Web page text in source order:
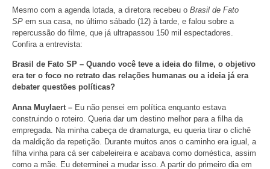
Mesmo com a agenda lotada, a diretora recebeu o Brasil de Fato
SP em sua casa, no último sábado (12) à tarde, e falou sobre a
repercussão do filme, que já ultrapassou 150 mil espectadores.
Confira a entrevista:
Brasil de Fato SP – Quando você teve a ideia do filme, o objetivo
era ter o foco no retrato das relações humanas ou a ideia já era
debater questões políticas?
Anna Muylaert – Eu não pensei em política enquanto estava
construindo o roteiro. Queria dar um destino melhor para a filha da
empregada. Na minha cabeça de dramaturga, eu queria tirar o clichê
da maldição da repetição. Durante muitos anos o caminho era igual, a
filha vinha para cá ser cabeleireira e acabava como doméstica, assim
como a mãe. Eu determinei a mudar isso. A partir do primeiro dia em